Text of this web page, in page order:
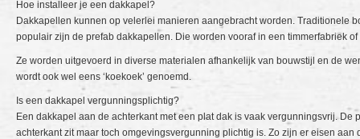
Hoe installeer je een dakkapel?
Dakkapellen kunnen op velerlei manieren aangebracht worden. Traditionele
populair zijn de prefab dakkapellen. Die worden vooraf in een timmerfabriek
Ze worden uitgevoerd in diverse materialen afhankelijk van bouwstijl en de
wordt ook wel eens ‘koekoek’ genoemd.
Is een dakkapel vergunningsplichtig?
Een dakkapel aan de achterkant met een plat dak is vaak vergunningsvrij.
achterkant zit maar toch omgevingsvergunning plichtig is. Zo zijn er eisen aan